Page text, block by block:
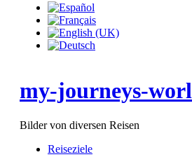
Wetter in Bargteheide
Deutschland
Technikmuseum Sinsheim
Technikmuseum Sinsheim
TU-144
Formel 1
Lamborghini - Countach
Ferrari - F550
my-journeys-
Bilder von diversen Reisen
Reiseziele